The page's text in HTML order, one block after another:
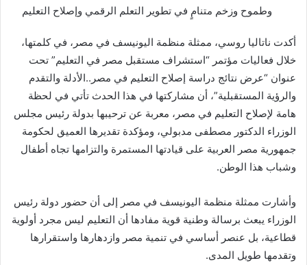
وطموح وزخم متنامٍ في تطوير التعلم الرقمي وإصلاح التعليم
أكدت ناتاليا روسي، ممثلة منظمة اليونيسف في مصر، في كلمتها،
خلال فعاليات مؤتمر “استشراف مستقبل مصر في التعليم” تحت
عنوان “عرض نتائج دراسة إصلاح التعليم في مصر..الأدلة والتقدم
والرؤية المستقبلية”، أن مشاركتها في هذا الحدث تأتي في لحظة
هامة لإصلاح التعليم في مصر، معربة عن ترحيبها بدولة رئيس مجلس
الوزراء الدكتور مصطفى مدبولي، ومؤكدة تقديرها العميق لحكومة
جمهورية مصر العربية على قيادتها المستمرة والتزامها تجاه أطفال
وشباب هذا الوطن.
وأشارت ممثلة منظمة اليونيسف في مصر إلى أن حضور دولة رئيس
الوزراء يبعث برسالة وطنية قوية مفادها أن التعليم ليس مجرد أولوية
قطاعية، بل عنصر أساسي في تنمية مصر وازدهارها واستقرارها
وتقدمها طويل المدى.